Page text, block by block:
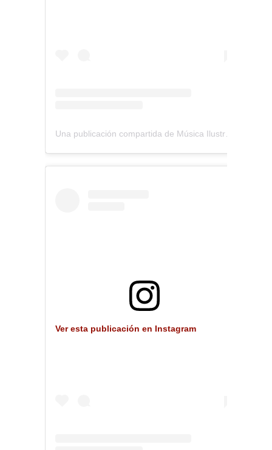
Ver esta publicación en Instagram